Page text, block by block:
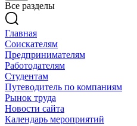
Все разделы
Главная
Соискателям
Предпринимателям
Работодателям
Студентам
Путеводитель по компаниям
Рынок труда
Новости сайта
Календарь мероприятий